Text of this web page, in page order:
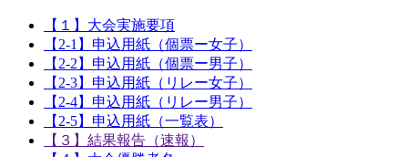
【１】大会実施要項
【2-1】申込用紙（個票ー女子）
【2-2】申込用紙（個票ー男子）
【2-3】申込用紙（リレー女子）
【2-4】申込用紙（リレー男子）
【2-5】申込用紙（一覧表）
【３】結果報告（速報）